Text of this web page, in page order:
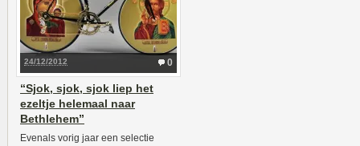
0
24/12/2012
“Sjok, sjok, sjok liep het
ezeltje helemaal naar
Bethlehem”
Evenals vorig jaar een selectie